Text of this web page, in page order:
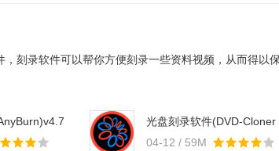
刻录软件可以帮你方便刻录一些资料视频，从而得以
光盘刻录软件(DVD-Cloner
04-12 / 59M